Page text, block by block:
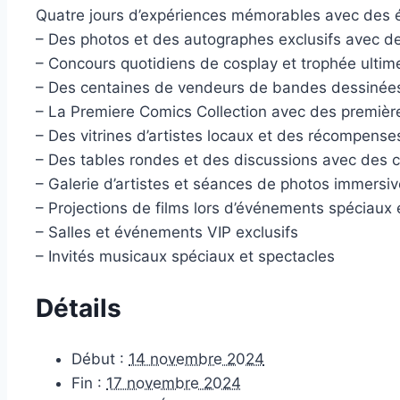
Quatre jours d’expériences mémorables avec
– Des photos et des autographes exclusifs avec
– Concours quotidiens de cosplay et trophée
– Des centaines de vendeurs de bandes
– La Premiere Comics Collection avec des
– Des vitrines d’artistes locaux et des
– Des tables rondes et des discussions avec des
– Galerie d’artistes et séances de photos
– Projections de films lors d’événements
– Salles et événements VIP exclusifs
– Invités musicaux spéciaux et spectacles
Détails
Début : 14 novembre 2024
Fin : 17 novembre 2024